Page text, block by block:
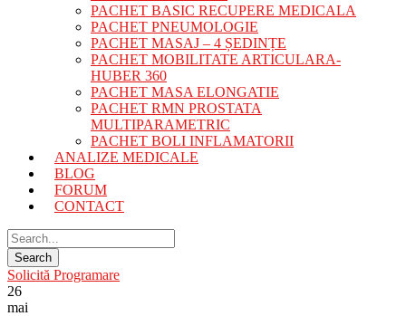
PACHET BASIC RECUPERE MEDICALA
PACHET PNEUMOLOGIE
PACHET MASAJ – 4 ȘEDINȚE
PACHET MOBILITATE ARTICULARA-
HUBER 360
PACHET MASA ELONGATIE
PACHET RMN PROSTATA
MULTIPARAMETRIC
PACHET BOLI INFLAMATORII
ANALIZE MEDICALE
BLOG
FORUM
CONTACT
Solicită Programare
26
mai